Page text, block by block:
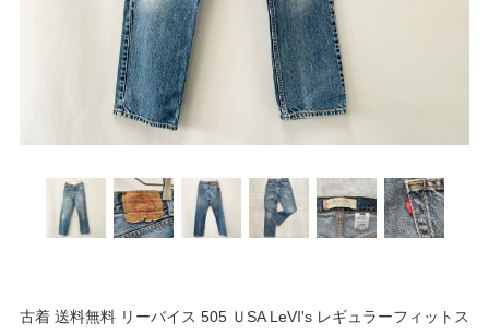
古着 送料無料 リーバイス 505 ＵSA LeVI's レギュラーフィットス